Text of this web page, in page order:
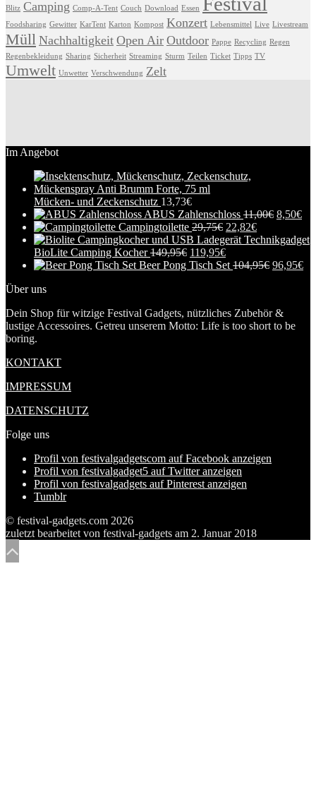
Blitz Camping Comp-A-Tent Couch Download Essen
Foodsharing Gewitter KarTent Karton Kompost Konzert Lebensmittel Live Livestream
Müll Nachhaltigkeit Open Air Outdoor Pappe Recycling Regen
Regenbekleidung Sharing Sicherheit Streaming Sturm Teilen Ticket Tipps TV
Umwelt Unwetter Verschwendung Zelt
Im Angebot
Mücken- und Zeckenschutz 13,73€
ABUS Zahlenschloss 11,00€ 8,50€
Campingtoilette 29,75€ 22,82€
BioLite Camping Kocher 149,95€ 119,95€
Beer Pong Tisch Set 104,95€ 96,95€
Über uns
Dein Shop für witzige Festival Gadgets, nützliches Zubehör &
lustige Accessoires. Getreu unserem Motto: Life is too short to be
boring.
KONTAKT
IMPRESSUM
DATENSCHUTZ
Folge uns
Profil von festivalgadgetscom auf Facebook anzeigen
Profil von festivalgadget5 auf Twitter anzeigen
Profil von festivalgadgets auf Pinterest anzeigen
Tumblr
© festival-gadgets.com 2026
zuletzt bearbeitet von festival-gadgets am 2. Januar 2018